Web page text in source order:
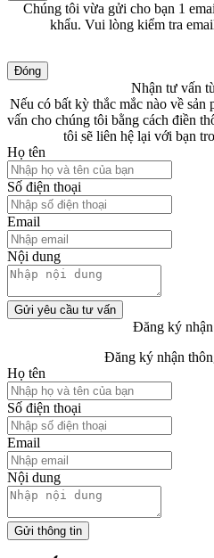
Chúng tôi vừa gửi cho bạn 1
khẩu. Vui lòng kiểm tra
Đóng
Nhận tư vấn
Nếu có bất kỳ thắc mắc nào về
vấn cho chúng tôi bằng cách điền
tôi sẽ liên hệ lại với bạn
Họ tên
Số điện thoại
Email
Nội dung
Gửi yêu cầu tư vấn
Đăng ký
Đăng ký nhận
Họ tên
Số điện thoại
Email
Nội dung
Gửi thông tin